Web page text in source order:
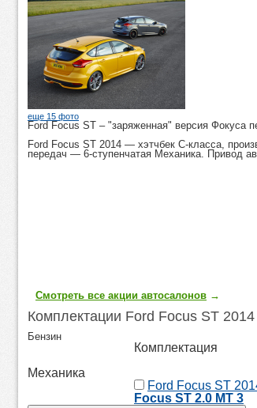
еще 15 фото
Ford Focus ST – "заряженная" версия Фокуса
Ford Focus ST 2014 — хэтчбек C-класса,
передач — 6-ступенчатая Механика. Привод
Смотреть все акции автосалонов →
Комплектации Ford Focus ST
Бензин
Комплектация
Механика
Ford Focus ST
Focus ST 2.0 MT 3